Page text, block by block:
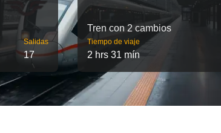
Salidas
17
Tren con 2 cambios
Tiempo de viaje
2 hrs 31 mín